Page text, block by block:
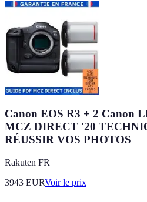
Canon EOS R3 + 2 Canon
MCZ DIRECT '20
RÉUSSIR VOS PHOTOS
Rakuten FR
3943 EURVoir le prix